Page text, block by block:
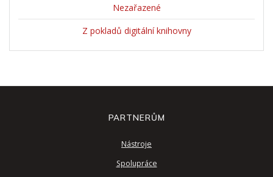
Nezařazené
Z pokladů digitální knihovny
PARTNERŮM
Nástroje
Spolupráce